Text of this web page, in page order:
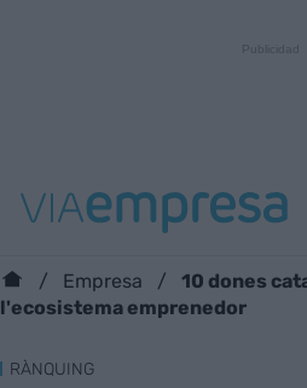
Empresa
10 dones
l'ecosistema emprenedor
RÀNQUING